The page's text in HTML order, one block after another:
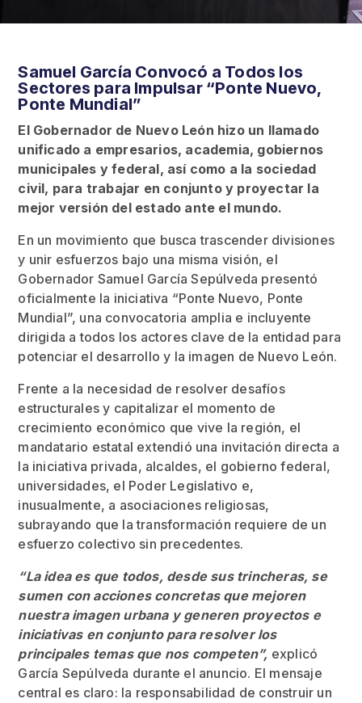
Samuel García Convocó a Todos los
Sectores para Impulsar “Ponte Nuevo,
Ponte Mundial”
El Gobernador de Nuevo León hizo un llamado
unificado a empresarios, academia, gobiernos
municipales y federal, así como a la sociedad
civil, para trabajar en conjunto y proyectar la
mejor versión del estado ante el mundo.
En un movimiento que busca trascender divisiones
y unir esfuerzos bajo una misma visión, el
Gobernador Samuel García Sepúlveda presentó
oficialmente la iniciativa “Ponte Nuevo, Ponte
Mundial”, una convocatoria amplia e incluyente
dirigida a todos los actores clave de la entidad para
potenciar el desarrollo y la imagen de Nuevo León.
Frente a la necesidad de resolver desafíos
estructurales y capitalizar el momento de
crecimiento económico que vive la región, el
mandatario estatal extendió una invitación directa a
la iniciativa privada, alcaldes, el gobierno federal,
universidades, el Poder Legislativo e,
inusualmente, a asociaciones religiosas,
subrayando que la transformación requiere de un
esfuerzo colectivo sin precedentes.
“La idea es que todos, desde sus trincheras, se
sumen con acciones concretas que mejoren
nuestra imagen urbana y generen proyectos e
iniciativas en conjunto para resolver los
principales temas que nos competen”, explicó
García Sepúlveda durante el anuncio. El mensaje
central es claro: la responsabilidad de construir un